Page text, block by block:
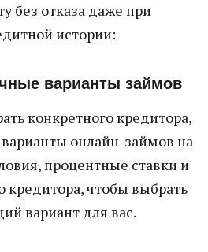
без отказа даже при
истории:
варианты займов
конкретного кредитора,
онлайн-займов на
процентные ставки и
кредитора, чтобы выбрать
вариант для вас.